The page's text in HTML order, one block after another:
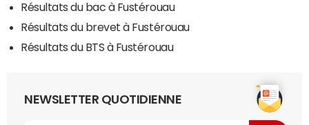
Résultats du bac à Fustérouau
Résultats du brevet à Fustérouau
Résultats du BTS à Fustérouau
NEWSLETTER QUOTIDIENNE